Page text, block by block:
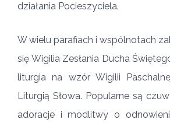
działania Pocieszyciela.
W wielu parafiach i wspólnotach
się Wigilia Zesłania Ducha
liturgia na wzór Wigilii
Liturgią Słowa. Popularne są
adoracje i modlitwy o